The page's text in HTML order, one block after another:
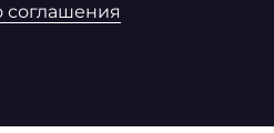
соглашения